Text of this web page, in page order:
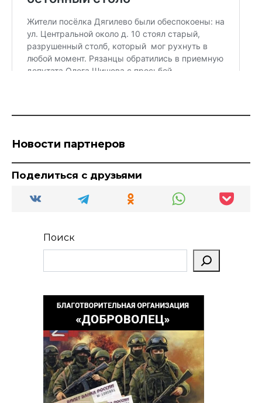
Новости партнеров
Поделиться с друзьями
Поиск